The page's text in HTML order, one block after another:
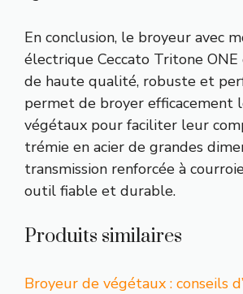
En conclusion, le broyeur avec
électrique Ceccato Tritone
de haute qualité, robuste et
permet de broyer efficacement
végétaux pour faciliter leur
trémie en acier de grandes
transmission renforcée à
outil fiable et durable.
Produits similaires
Broyeur de végétaux : conseils